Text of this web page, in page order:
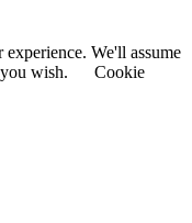
We'll assume
wish.
Cookie